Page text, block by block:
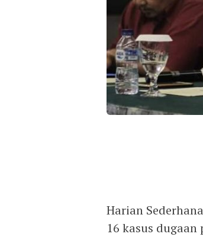
Harian
16 kasus